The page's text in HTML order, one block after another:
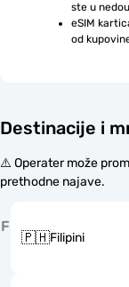
ste u
eSIM
od
Destinacije i
⚠️ Operater može
prethodne najave.
F
🇵🇭Filipini